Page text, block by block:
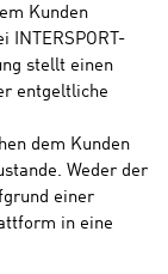
Kunden
INTERSPORT-
stellt einen
entgeltliche
dem Kunden
Weder der
einer
in eine